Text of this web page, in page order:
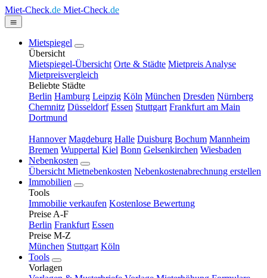
Miet-Check.de Miet-Check.de
Mietspiegel
Übersicht
Mietspiegel-Übersicht Orte & Städte Mietpreis Analyse
Mietpreisvergleich
Beliebte Städte
Berlin Hamburg Leipzig Köln München Dresden Nürnberg
Chemnitz Düsseldorf Essen Stuttgart Frankfurt am Main
Dortmund
Hannover Magdeburg Halle Duisburg Bochum Mannheim
Bremen Wuppertal Kiel Bonn Gelsenkirchen Wiesbaden
Nebenkosten
Übersicht Mietnebenkosten Nebenkostenabrechnung erstellen
Immobilien
Tools
Immobilie verkaufen Kostenlose Bewertung
Preise A-F
Berlin Frankfurt Essen
Preise M-Z
München Stuttgart Köln
Tools
Vorlagen